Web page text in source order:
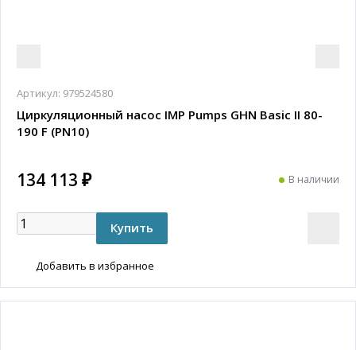
Артикул: 979524580
Циркуляционный насос IMP Pumps GHN Basic II 80-
190 F (PN10)
134 113 ₽ В наличии
Добавить в избранное